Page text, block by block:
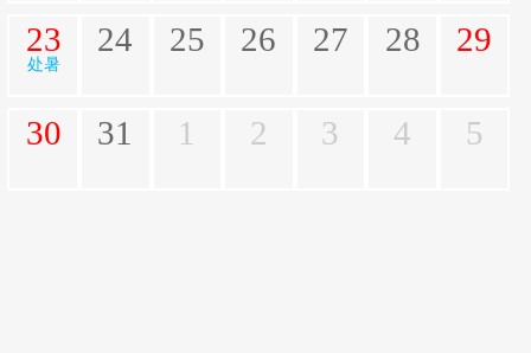
23
处暑
24 25 26 27 28 29
30 31 1 2 3 4 5